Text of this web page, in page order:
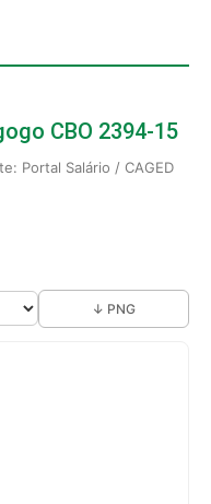
CBO 2394-15
Portal Salário / CAGED
↓ PNG